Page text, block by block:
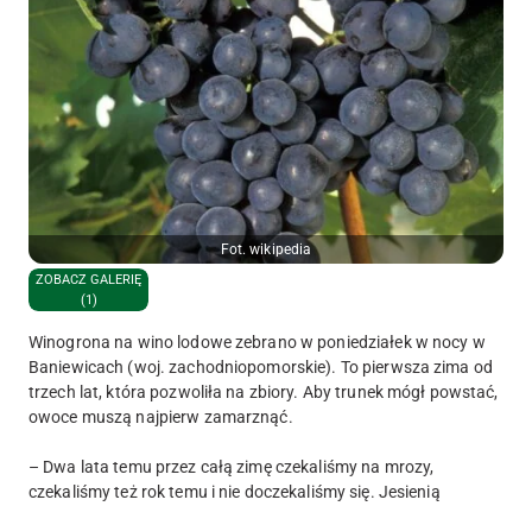
Fot. wikipedia
ZOBACZ GALERIĘ
(1)
Winogrona na wino lodowe zebrano w poniedziałek w nocy w
Baniewicach (woj. zachodniopomorskie). To pierwsza zima od
trzech lat, która pozwoliła na zbiory. Aby trunek mógł powstać,
owoce muszą najpierw zamarznąć.
– Dwa lata temu przez całą zimę czekaliśmy na mrozy,
czekaliśmy też rok temu i nie doczekaliśmy się. Jesienią